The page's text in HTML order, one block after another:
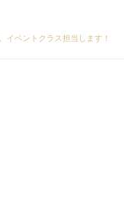
イベントクラス担当します！